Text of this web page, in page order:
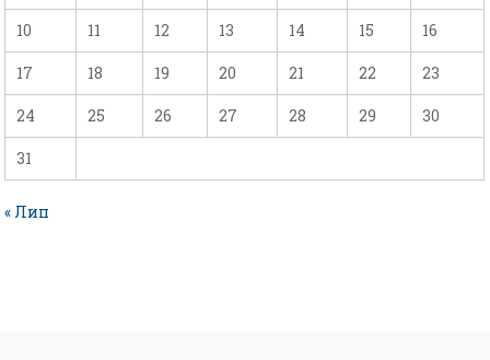
10 11 12 13 14 15 16
17 18 19 20 21 22 23
24 25 26 27 28 29 30
31
« Лип